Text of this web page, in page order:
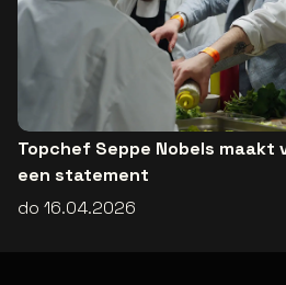
Topchef Seppe Nobels maakt
een statement
do 16.04.2026